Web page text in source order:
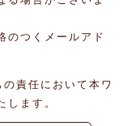
のつくメールアド
責任において本ワ
ます。